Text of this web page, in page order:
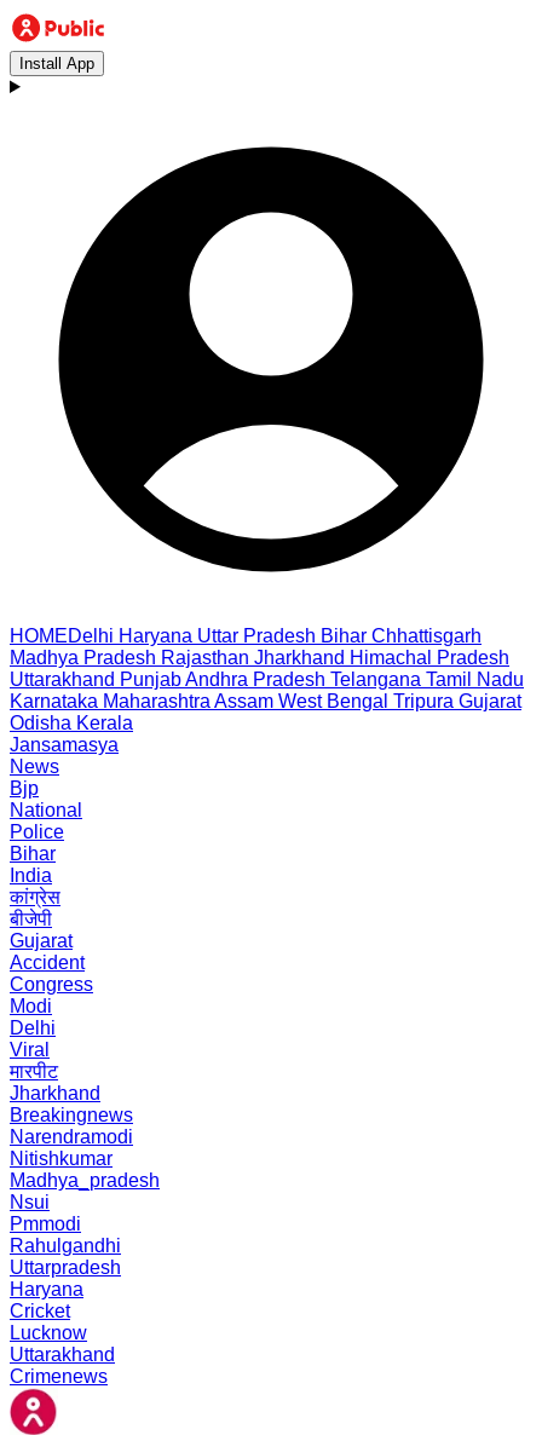
Install App
HOMEDelhi Haryana Uttar Pradesh Bihar Chhattisgarh
Madhya Pradesh Rajasthan Jharkhand Himachal Pradesh
Uttarakhand PunjabAndhra Pradesh Telangana Tamil Nadu
Karnataka Maharashtra Assam West Bengal Tripura Gujarat
Odisha Kerala
Jansamasya
News
Bjp
National
Police
Bihar
India
कांग्रेस
बीजेपी
Gujarat
Accident
Congress
Modi
Delhi
Viral
मारपीट
Jharkhand
Breakingnews
Narendramodi
Nitishkumar
Madhya_pradesh
Nsui
Pmmodi
Rahulgandhi
Uttarpradesh
Haryana
Cricket
Lucknow
Uttarakhand
Crimenews